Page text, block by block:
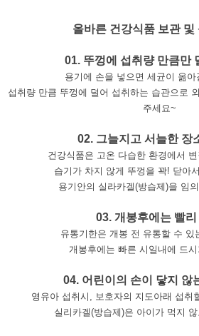
올바른 건강식품 보관 및
01. 뚜껑에 섭취량 만큼만
용기에 손을 넣으면 세균이 옮아
섭취량 만큼 뚜껑에 덜어 섭취하는 습관으로
주세요~
02. 그늘지고 서늘한 장
건강식품은 고온 다습한 환경에서
습기가 차지 않게 뚜껑을 꽉! 닫아
용기안의 실라카겔(방습제)을 임
03. 개봉후에는 빨리
유통기한은 개봉 전 유통할 수 있
개봉후에는 빠른 시일내에 드
04. 어린이의 손이 닿지 않
영유아 섭취시, 보호자의 지도아래 섭취
실리카겔(방습제)은 아이가 먹지